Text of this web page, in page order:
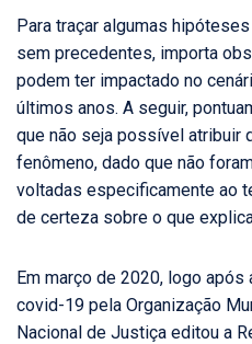
Para traçar algumas
sem precedentes, importa
podem ter impactado no
últimos anos. A seguir,
que não seja possível atribuir
fenômeno, dado que não
voltadas especificamente ao
de certeza sobre o que
Em março de 2020, logo
covid-19 pela Organização
Nacional de Justiça editou a